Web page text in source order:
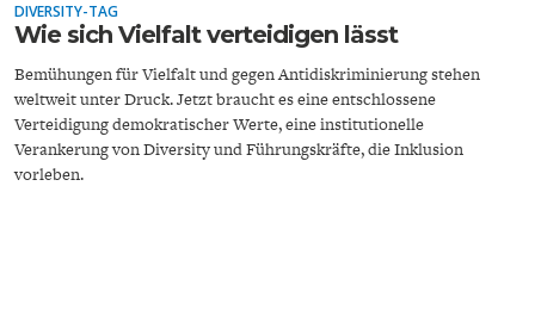
DIVERSITY-TAG
Wie sich Vielfalt verteidigen lässt
Bemühungen für Vielfalt und gegen Antidiskriminierung stehen
weltweit unter Druck. Jetzt braucht es eine entschlossene
Verteidigung demokratischer Werte, eine institutionelle
Verankerung von Diversity und Führungskräfte, die Inklusion
vorleben.